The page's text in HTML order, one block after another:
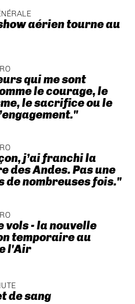
aérien tourne au
qui me sont
le courage, le
le sacrifice ou le
j’ai franchi la
des Andes. Pas une
de nombreuses fois."
vols - la nouvelle
temporaire au
l'Air
de sang